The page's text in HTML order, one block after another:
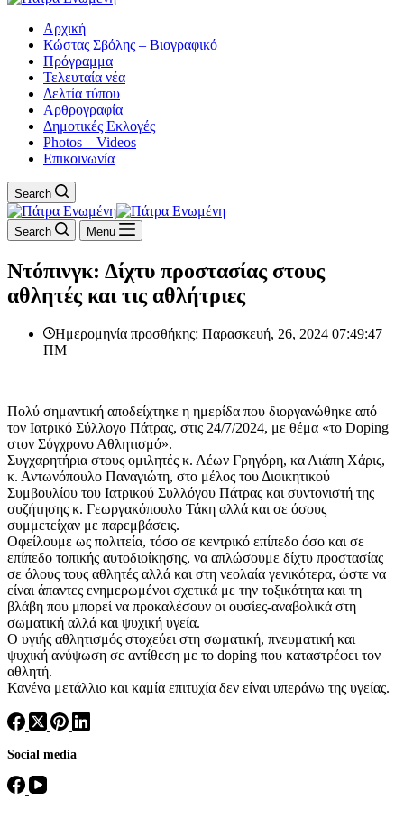
Αρχική
Κώστας Σβόλης – Βιογραφικό
Πρόγραμμα
Τελευταία νέα
Δελτία τύπου
Αρθρογραφία
Δημοτικές Εκλογές
Photos – Videos
Επικοινωνία
Search
Search Menu
Ντόπινγκ: Δίχτυ προστασίας στους
αθλητές και τις αθλήτριες
Ημερομηνία προσθήκης: Παρασκευή, 26, 2024 07:49:47
ΠΜ
Πολύ σημαντική αποδείχτηκε η ημερίδα που διοργανώθηκε από
τον Ιατρικό Σύλλογο Πάτρας, στις 24/7/2024, με θέμα «το Doping
στον Σύγχρονο Αθλητισμό».
Συγχαρητήρια στους ομιλητές κ. Λέων Γρηγόρη, κα Λιάπη Χάρις,
κ. Αντωνόπουλο Παναγιώτη, στο μέλος του Διοικητικού
Συμβουλίου του Ιατρικού Συλλόγου Πάτρας και συντονιστή της
συζήτησης κ. Γεωργακόπουλο Τάκη αλλά και σε όσους
συμμετείχαν με παρεμβάσεις.
Οφείλουμε ως πολιτεία, τόσο σε κεντρικό επίπεδο όσο και σε
επίπεδο τοπικής αυτοδιοίκησης, να απλώσουμε δίχτυ προστασίας
σε όλους τους αθλητές αλλά και στη νεολαία γενικότερα, ώστε να
είναι άπαντες ενημερωμένοι σχετικά με την τοξικότητα και τη
βλάβη που μπορεί να προκαλέσουν οι ουσίες-αναβολικά στη
σωματική αλλά και ψυχική υγεία.
Ο υγιής αθλητισμός στοχεύει στη σωματική, πνευματική και
ψυχική ανύψωση σε αντίθεση με το doping που καταστρέφει τον
αθλητή.
Κανένα μετάλλιο και καμία επιτυχία δεν είναι υπεράνω της υγείας.
Social media